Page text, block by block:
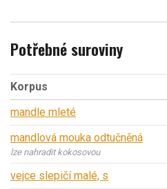
Potřebné suroviny
Korpus
mandle mleté
mandlová mouka odtučněná
lze nahradit kokosovou
vejce slepičí malé, s